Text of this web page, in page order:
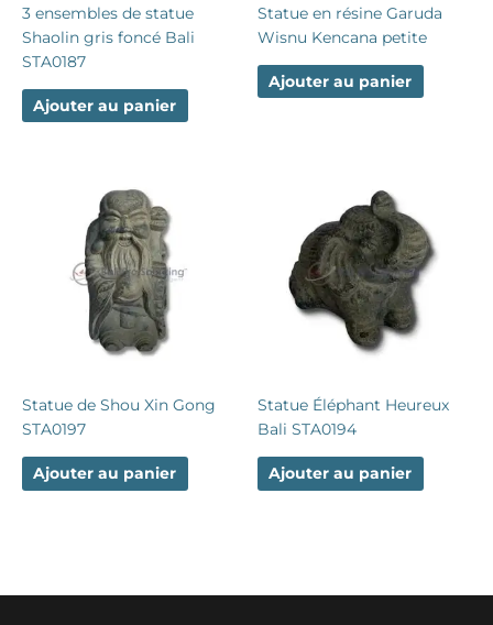
3 ensembles de statue
Shaolin gris foncé Bali
STA0187
Ajouter au panier
Statue en résine Garuda
Wisnu Kencana petite
Ajouter au panier
Statue de Shou Xin Gong
STA0197
Ajouter au panier
Statue Éléphant Heureux
Bali STA0194
Ajouter au panier